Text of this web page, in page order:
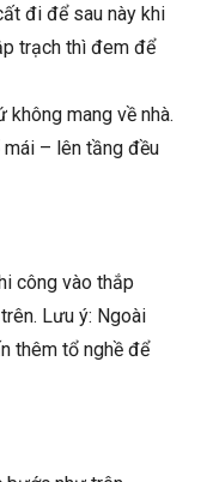
đi để sau này khi
trạch thì đem để
không mang về nhà.
mái – lên tầng đều
công vào thắp
Lưu ý: Ngoài
thêm tổ nghề để